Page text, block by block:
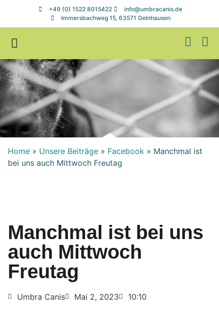
+49 (0) 1522 8015422
info@umbracanis.de
Immersbachweg 15, 63571 Gelnhausen
Home » Unsere Beiträge » Facebook » Manchmal ist
bei uns auch Mittwoch Freutag
Manchmal ist bei uns
auch Mittwoch
Freutag
Umbra Canis Mai 2, 2023 10:10